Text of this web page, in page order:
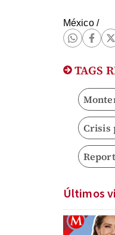
México/
TAGS
Crisis
Últimos